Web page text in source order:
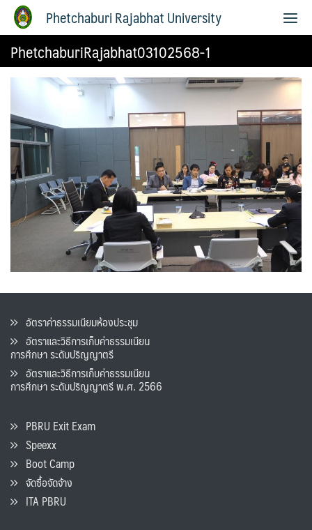
Phetchaburi Rajabhat University
PhetchaburiRajabhat03102568-1
อัตราค่าธรรมเนียมห้องประชุม
อัตราและวิธีการเก็บค่าธรรมเนียน
การศึกษา ระดับปริญญาตรี
อัตราและวิธีการเก็บค่าธรรมเนียน
การศึกษา ระดับปริญญาตรี พ.ศ. 2566
PBRU Exit Exam
Speexx
Boot Camp
จัดซื้อจัดจ้าง
ITA PBRU